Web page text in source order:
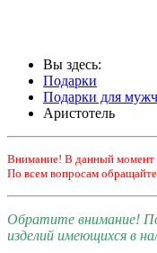
Вы здесь:
Подарки
Подарки для
Аристотель
Внимание! В данный момент
По всем вопросам
Обратите внимание!
изделий имеющихся в